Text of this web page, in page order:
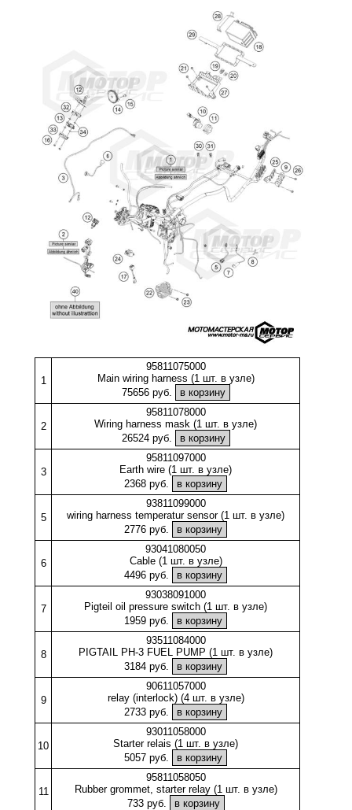
1
95811075000
Main wiring harness (1 шт. в узле)
75656 руб.
2
95811078000
Wiring harness mask (1 шт. в узле)
26524 руб.
3
95811097000
Earth wire (1 шт. в узле)
2368 руб.
5
93811099000
wiring harness temperatur sensor (1 шт. в узле)
2776 руб.
6
93041080050
Cable (1 шт. в узле)
4496 руб.
7
93038091000
Pigteil oil pressure switch (1 шт. в узле)
1959 руб.
8
93511084000
PIGTAIL PH-3 FUEL PUMP (1 шт. в узле)
3184 руб.
9
90611057000
relay (interlock) (4 шт. в узле)
2733 руб.
10
93011058000
Starter relais (1 шт. в узле)
5057 руб.
11
95811058050
Rubber grommet, starter relay (1 шт. в узле)
733 руб.